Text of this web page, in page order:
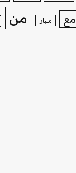
مع مليار من